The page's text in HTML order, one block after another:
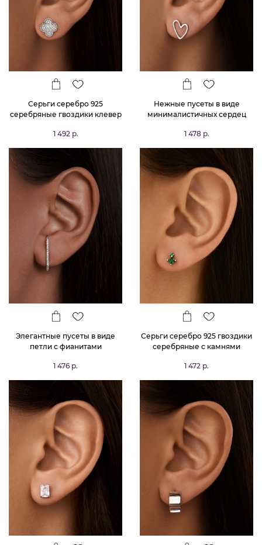
Серьги серебро 925
серебряные гвоздики клевер
1 492 р.
Нежные пусеты в виде
минималистичных сердец
1 478 р.
Элегантные пусеты в виде
петли с фианитами
1 476 р.
Серьги серебро 925 гвоздики
серебряные с камнями
1 472 р.